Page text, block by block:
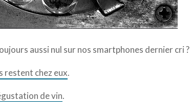
aussi nul sur nos smartphones dernier cri ?
restent chez eux.
de vin.